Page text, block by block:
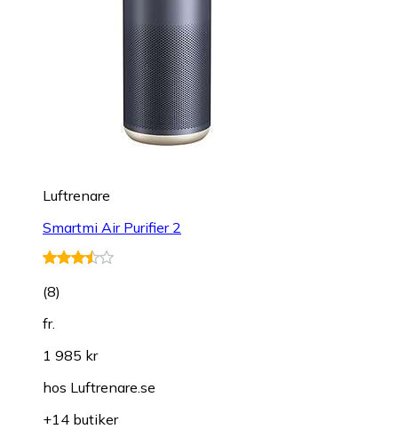
Luftrenare
Smartmi Air Purifier 2
(8)
fr.
1 985 kr
hos Luftrenare.se
+14 butiker